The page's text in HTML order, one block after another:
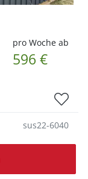
pro Woche ab
596 €
sus22-6040